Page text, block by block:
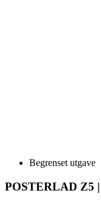
Begrenset utgave
POSTERLAD Z5